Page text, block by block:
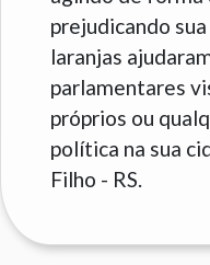
prejudicando
laranjas
parlamentares
próprios ou
política na sua
Filho - RS.